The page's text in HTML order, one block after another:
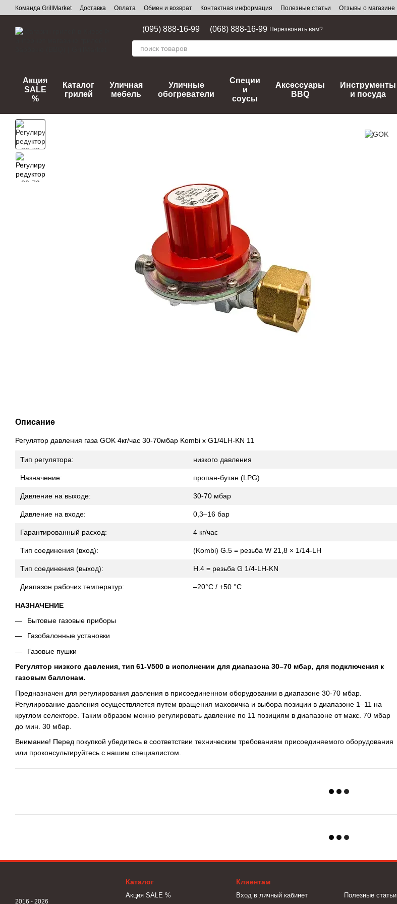
Перейти к основному контенту
Команда GrillMarket Доставка Оплата Обмен и возврат Контактная информация Полезные статьи Отзывы о магазине
(095) 888-16-99 (068) 888-16-99 Перезвонить вам?
Акция
SALE
%
Каталог
грилей
Уличная
мебель
Уличные
обогреватели
Специи
и
соусы
Аксессуары
BBQ
Инструменты
и посуда
Описание
Регулятор давления газа GOK 4кг/час 30-70мбар Kombi x G1/4LH-KN 11
Тип регулятора: низкого давления
Назначение: пропан-бутан (LPG)
Давление на выходе: 30-70 мбар
Давление на входе: 0,3–16 бар
Гарантированный расход: 4 кг/час
Тип соединения (вход): (Kombi) G.5 = резьба W 21,8 × 1/14-LH
Тип соединения (выход): H.4 = резьба G 1/4-LH-KN
Диапазон рабочих температур: –20°C / +50 °C
НАЗНАЧЕНИЕ
Бытовые газовые приборы
Газобалонные установки
Газовые пушки
Регулятор низкого давления, тип 61-V500 в исполнении для диапазона 30–70 мбар, для подключения к
газовым баллонам.
Предназначен для регулирования давления в присоединенном оборудовании в диапазоне 30-70 мбар.
Регулирование давления осуществляется путем вращения маховичка и выбора позиции в диапазоне 1–11 на
круглом селекторе. Таким образом можно регулировать давление по 11 позициям в диапазоне от макс. 70 мбар
до мин. 30 мбар.
Внимание! Перед покупкой убедитесь в соответствии техническим требованиям присоединяемого оборудования
или проконсультируйтесь с нашим специалистом.
2016 - 2026
Каталог
Акция SALE %
Клиентам
Вход в личный кабинет
Полезные статьи